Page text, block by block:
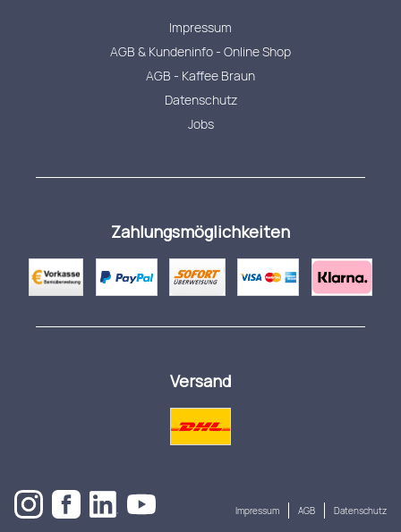
Impressum
AGB & Kundeninfo - Online Shop
AGB - Kaffee Braun
Datenschutz
Jobs
Zahlungsmöglichkeiten
Versand
Impressum AGB Datenschutz